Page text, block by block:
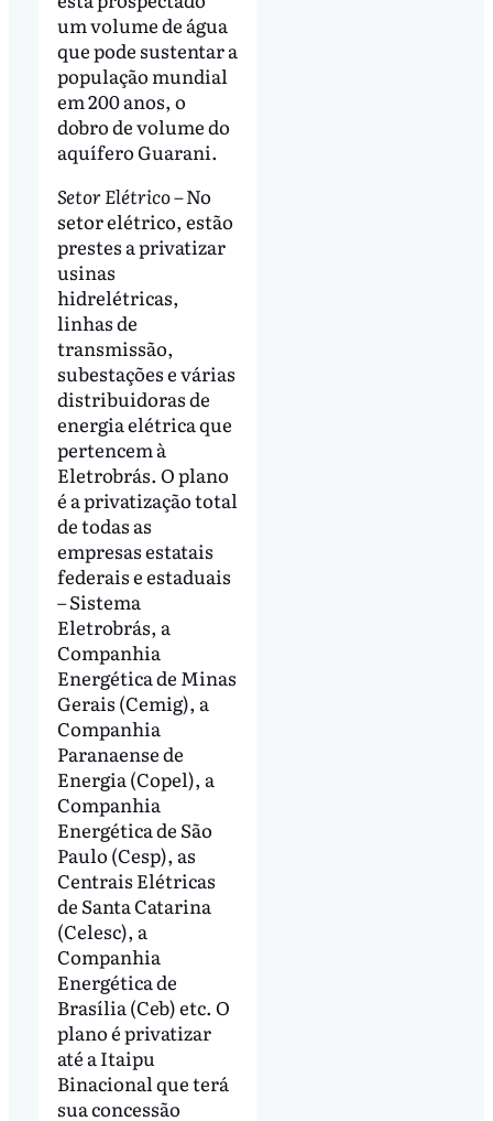
um volume de água
que pode sustentar a
população mundial
em 200 anos, o
dobro de volume do
aquífero Guarani.
Setor Elétrico –No
setor elétrico, estão
prestes a privatizar
usinas
hidrelétricas,
linhas de
transmissão,
subestações e várias
distribuidoras de
energia elétrica que
pertencem à
Eletrobrás. O plano
é a privatização total
de todas as
empresas estatais
federais e estaduais
– Sistema
Eletrobrás, a
Companhia
Energética de Minas
Gerais (Cemig), a
Companhia
Paranaense de
Energia (Copel), a
Companhia
Energética de São
Paulo (Cesp), as
Centrais Elétricas
de Santa Catarina
(Celesc), a
Companhia
Energética de
Brasília (Ceb) etc. O
plano é privatizar
até a Itaipu
Binacional que terá
sua concessão